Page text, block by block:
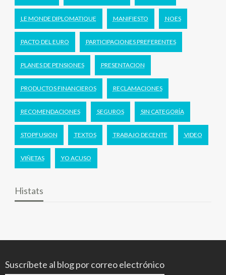
LE MONDE DIPLOMATIQUE MANIFIESTO NOES
PACTO DEL EURO PARTICIPACIONES PREFERENTES
PLANES DE PENSIONES PRESENTACION
PRODUCTOS FINANCIEROS RECLAMACIONES
RECOMENDACIONES SEGUROS SIN CATEGORÍA
STOPFUSION TEXTOS TRABAJO DECENTE VIDEO
VIÑETAS YO ACUSO
Histats
Suscríbete al blog por correo electrónico